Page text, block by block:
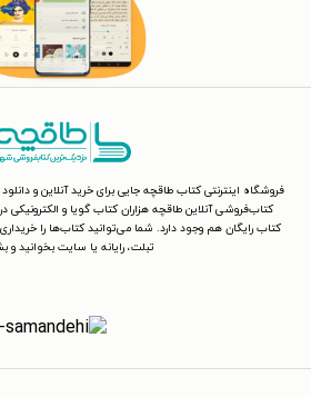
فروشگاه اینترنتی کتاب طاقچه جایی برای خرید آنلاین و
کتاب‌فروشی آنلاین طاقچه هزاران کتاب گویا و
کتاب رایگان هم وجود دارد. شما می‌توانید کتاب‌ها را خریداری
تبلت، رایانه یا سایت بخوانید و